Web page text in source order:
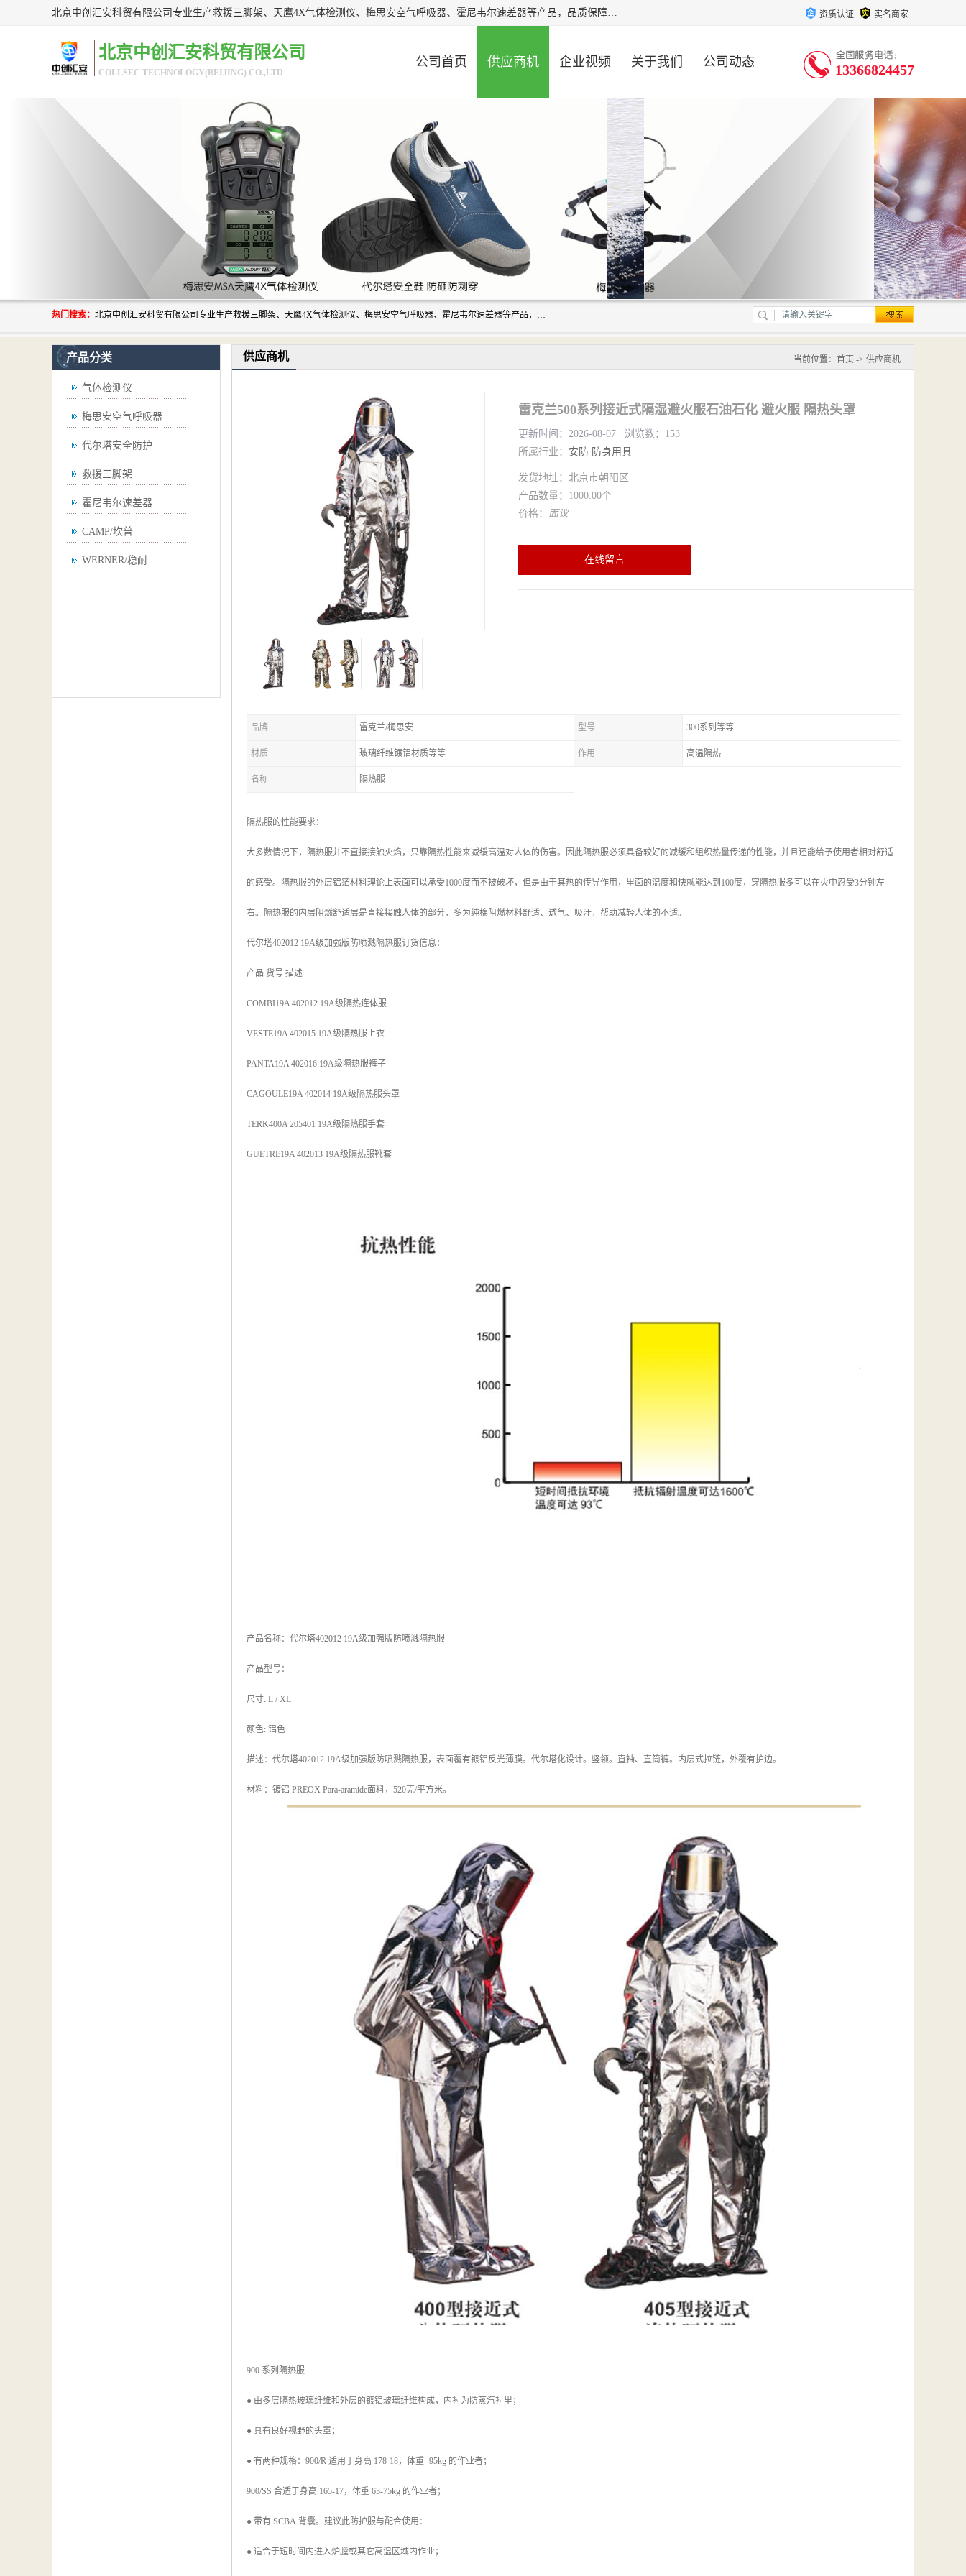
北京中创汇安科贸有限公司专业生产救援三脚架、天鹰4X气体检测仪、梅思安空气呼吸器、霍尼韦尔速差器等产品，品质保障，价格合理，欢迎在线致电咨询。 资质认证 实名商家
北京中创汇安科贸有限公司
COLLSEC TECHNOLOGY(BEIJING) CO.,LTD
公司首页 供应商机 企业视频 关于我们 公司动态 13366824457
热门搜索： 北京中创汇安科贸有限公司专业生产救援三脚架、天鹰4X气体检测仪、梅思安空气呼吸器、霍尼韦尔速差器等产品，品质保障，价格合理，欢迎在线致电咨询。
产品分类
气体检测仪
梅思安空气呼吸器
代尔塔安全防护
救援三脚架
霍尼韦尔速差器
CAMP/坎普
WERNER/稳耐
供应商机 当前位置： 首页 -> 供应商机
雷克兰500系列接近式隔湿避火服石油石化 避火服 隔热头罩
更新时间：2026-08-07 浏览数：153
所属行业： 安防 防身用具
发货地址：北京市朝阳区
产品数量：1000.00个
价格： 面议
在线留言
品牌 雷克兰/梅思安 型号 300系列等等
材质 玻璃纤维镀铝材质等等 作用 高温隔热
名称 隔热服
隔热服的性能要求：
大多数情况下，隔热服并不直接接触火焰，只靠隔热性能来减缓高温对人体的伤害。因此隔热服必须具备较好的减缓和组织热量传递的性能，并且还能给予使用者相对舒适
的感受。隔热服的外层铝箔材料理论上表面可以承受1000度而不被破坏，但是由于其热的传导作用，里面的温度和快就能达到100度，穿隔热服多可以在火中忍受3分钟左
右。隔热服的内层阻燃舒适层是直接接触人体的部分，多为纯棉阻燃材料舒适、透气、吸汗，帮助减轻人体的不适。
代尔塔402012 19A级加强版防喷溅隔热服订货信息：
产品 货号 描述
COMBI19A 402012 19A级隔热连体服
VESTE19A 402015 19A级隔热服上衣
PANTA19A 402016 19A级隔热服裤子
CAGOULE19A 402014 19A级隔热服头罩
TERK400A 205401 19A级隔热服手套
GUETRE19A 402013 19A级隔热服靴套
产品名称：代尔塔402012 19A级加强版防喷溅隔热服
产品型号：
尺寸: L / XL
颜色: 铝色
描述：代尔塔402012 19A级加强版防喷溅隔热服，表面覆有镀铝反光薄膜。代尔塔化设计。竖领。直袖、直筒裤。内层式拉链，外覆有护边。
材料：镀铝 PREOX Para-aramide面料，520克/平方米。
900 系列隔热服
● 由多层隔热玻璃纤维和外层的镀铝玻璃纤维构成，内衬为防蒸汽衬里；
● 具有良好视野的头罩；
● 有两种规格：900/R 适用于身高 178-18，体重 -95kg 的作业者；
900/SS 合适于身高 165-17，体重 63-75kg 的作业者；
● 带有 SCBA 背囊。建议此防护服与配合使用：
● 适合于短时间内进入炉膛或其它高温区域内作业；